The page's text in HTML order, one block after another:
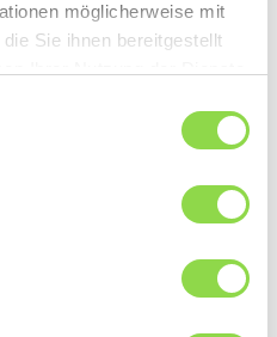
möglicherweise mit
Sie ihnen bereitgestellt
ist er aber nicht
Soll er wieder etwas
fusseln, packen Sie
und legen ihn
Bakterien ab und